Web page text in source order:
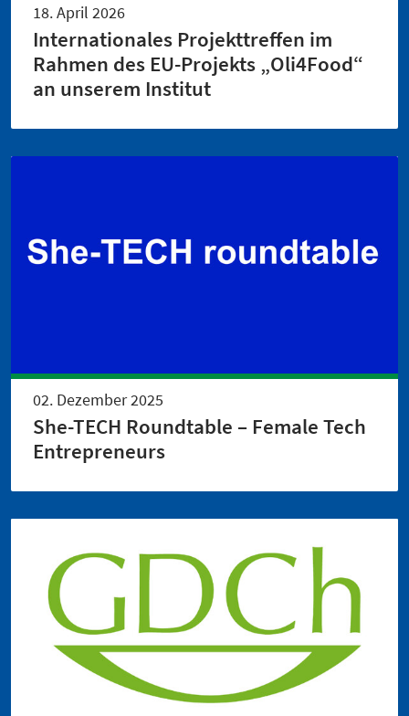
18. April 2026
Internationales Projekttreffen im
Rahmen des EU-Projekts „Oli4Food“
an unserem Institut
02. Dezember 2025
She-TECH Roundtable – Female Tech
Entrepreneurs